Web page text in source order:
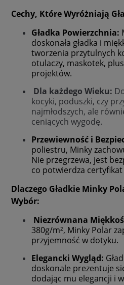
Cechy, Które Wyróżniają
Gładka Powierzchnia:
doskonała gładka i
tworzenia przytulnych
otulaczy, maskotek,
projektów.
Dla każdego Wieku:
kocyki, poduszki, czy
najmłodszych, ale
ceniących wygodę.
Przewiewność i
poliestru, Minky
Nie przegrzewa, jest
co potwierdza certyfikat
Dlaczego Gładkie Minky
Wybór:
Niezrównana
380g/m², Minky Polar
przyjemność w dotyku.
Elegancki Wygląd:
doskonale prezentuje
dodając mu elegancji i